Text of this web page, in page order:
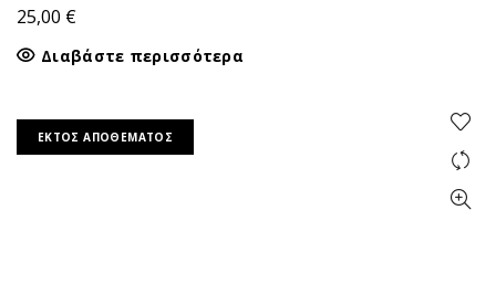
25,00 €
Διαβάστε περισσότερα
ΕΚΤΌΣ ΑΠΟΘΈΜΑΤΟΣ